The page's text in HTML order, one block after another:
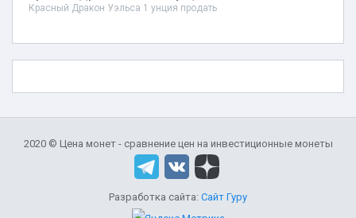
Красный Дракон Уэльса 1 унция продать
2020 © Цена монет - сравнение цен на инвестиционные монеты
Разработка сайта: Сайт Гуру